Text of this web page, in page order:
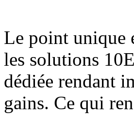
Le point unique
les solutions
dédiée rendant
gains. Ce qui